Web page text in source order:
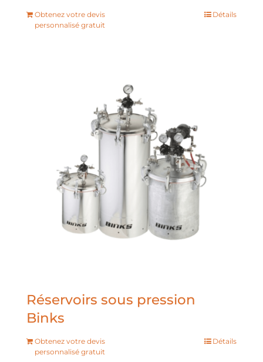
Obtenez votre devis
personnalisé gratuit
Détails
Réservoirs sous pression
Binks
Obtenez votre devis
personnalisé gratuit
Détails